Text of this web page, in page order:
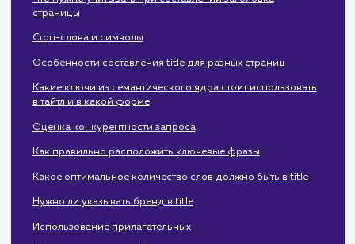
2. Для чего он нужен?
Что нужно учитывать при составлении заголовка
Стоп-слова и символы
Особенности составления title для разных страниц
Какие ключи из семантического ядра стоит использовать